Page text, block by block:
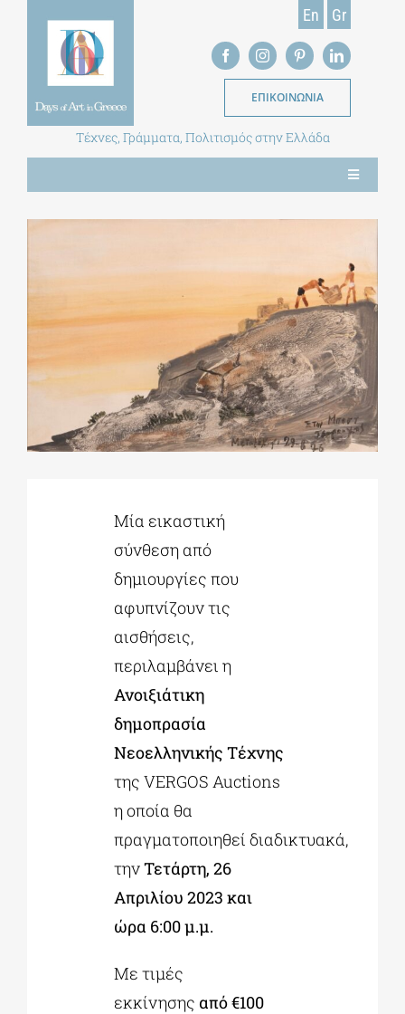
En Gr
ΕΠΙΚΟΙΝΩΝΙΑ
Τέχνες, Γράμματα, Πολιτισμός στην Ελλάδα
Toggle
Navigation
ΝΕΑ
ΕΝΤΥΠΗ ΕΚΔΟΣΗ
ΜΕΤΑΠΤΥΧΙΑΚΑ
ΕΚΠΑΙΔΕΥΤΙΚΑ ΙΔΡΥΜΑΤΑ
ΠΟΛΙΤΙΣΤΙΚΟΙ ΦΟΡΕΙΣ
Μία εικαστική
σύνθεση από
δημιουργίες που
αφυπνίζουν τις
αισθήσεις,
περιλαμβάνει η
Ανοιξιάτικη
δημοπρασία
Νεοελληνικής Τέχνης
της VERGOS Auctions
η οποία θα
πραγματοποιηθεί διαδικτυακά,
τηνΤετάρτη, 26
Απριλίου 2023 και
ώρα 6:00 μ.μ.
Με τιμές
εκκίνησης από €100